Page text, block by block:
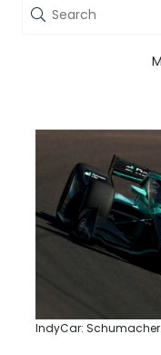
IndyCar: Schumacher